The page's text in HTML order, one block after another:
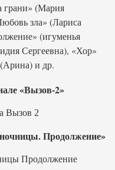
(Мария
зла» (Лариса
(игуменья
Сергеевна), «Хор»
и др.
«Вызов-2»
Продолжение»